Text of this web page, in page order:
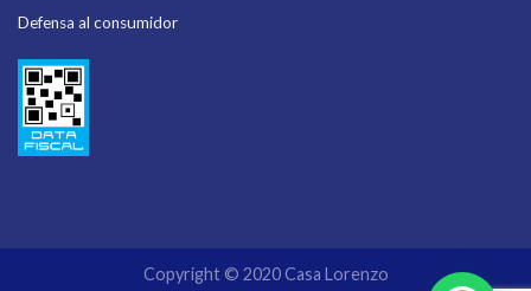
Defensa al consumidor
Copyright © 2020 Casa Lorenzo